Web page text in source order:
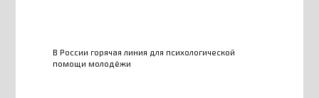
В России горячая линия для психологической
помощи молодёжи